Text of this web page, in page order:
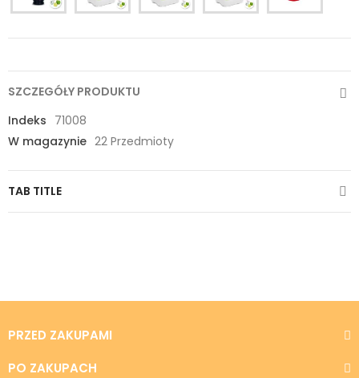
SZCZEGÓŁY PRODUKTU
Indeks 71008
W magazynie 22 Przedmioty
TAB TITLE
PRZED ZAKUPAMI
PO ZAKUPACH